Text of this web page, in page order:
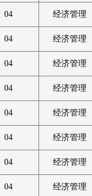
04 经济管理
04 经济管理
04 经济管理
04 经济管理
04 经济管理
04 经济管理
04 经济管理
04 经济管理